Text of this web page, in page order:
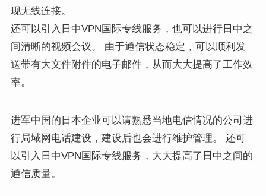
现无线连接。
还可以引入日中VPN国际专线服务，也可以进行日中之
间清晰的视频会议。 由于通信状态稳定，可以顺利发
送带有大文件附件的电子邮件，从而大大提高了工作效
率。
进军中国的日本企业可以请熟悉当地电信情况的公司进
行局域网电话建设，建设后也会进行维护管理。 还可
以引入日中VPN国际专线服务，大大提高了日中之间的
通信质量。